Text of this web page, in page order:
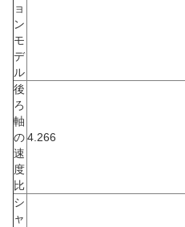
ョ
ン
モ
デ
ル
後
ろ
軸
の
速
度
比
4.266
シ
ャ